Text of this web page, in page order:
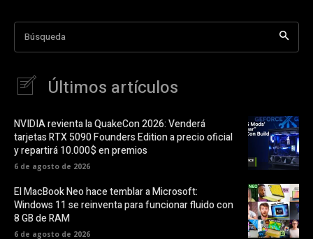
Búsqueda
Últimos artículos
NVIDIA revienta la QuakeCon 2026: Venderá
tarjetas RTX 5090 Founders Edition a precio oficial
y repartirá 10.000$ en premios
6 de agosto de 2026
El MacBook Neo hace temblar a Microsoft:
Windows 11 se reinventa para funcionar fluido con
8 GB de RAM
6 de agosto de 2026